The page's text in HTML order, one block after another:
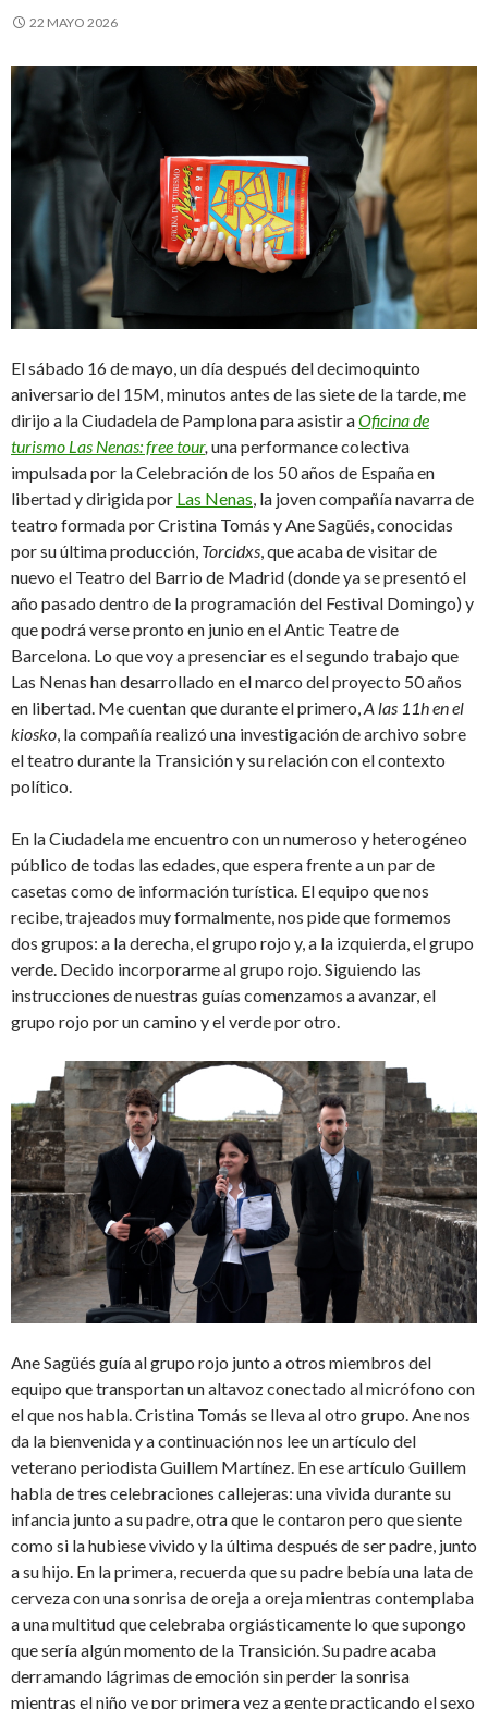
22 MAYO 2026
El sábado 16 de mayo, un día después del decimoquinto
aniversario del 15M, minutos antes de las siete de la tarde, me
dirijo a la Ciudadela de Pamplona para asistir aOficina de
turismo Las Nenas: free tour, una performance colectiva
impulsada por la Celebración de los 50 años de España en
libertad y dirigida por Las Nenas, la joven compañía navarra de
teatro formada por Cristina Tomás y Ane Sagüés, conocidas
por su última producción, Torcidxs, que acaba de visitar de
nuevo el Teatro del Barrio de Madrid (donde ya se presentó el
año pasado dentro de la programación del Festival Domingo) y
que podrá verse pronto en junio en el Antic Teatre de
Barcelona. Lo que voy a presenciar es el segundo trabajo que
Las Nenas han desarrollado en el marco del proyecto 50 años
en libertad. Me cuentan que durante el primero,A las 11h en el
kiosko, la compañía realizó una investigación de archivo sobre
el teatro durante la Transición y su relación con el contexto
político.
En la Ciudadela me encuentro con un numeroso y heterogéneo
público de todas las edades, que espera frente a un par de
casetas como de información turística. El equipo que nos
recibe, trajeados muy formalmente, nos pide que formemos
dos grupos: a la derecha, el grupo rojo y, a la izquierda, el grupo
verde. Decido incorporarme al grupo rojo. Siguiendo las
instrucciones de nuestras guías comenzamos a avanzar, el
grupo rojo por un camino y el verde por otro.
Ane Sagüés guía al grupo rojo junto a otros miembros del
equipo que transportan un altavoz conectado al micrófono con
el que nos habla. Cristina Tomás se lleva al otro grupo. Ane nos
da la bienvenida y a continuación nos lee un artículo del
veterano periodista Guillem Martínez. En ese artículo Guillem
habla de tres celebraciones callejeras: una vivida durante su
infancia junto a su padre, otra que le contaron pero que siente
como si la hubiese vivido y la última después de ser padre, junto
a su hijo. En la primera, recuerda que su padre bebía una lata de
cerveza con una sonrisa de oreja a oreja mientras contemplaba
a una multitud que celebraba orgiásticamente lo que supongo
que sería algún momento de la Transición. Su padre acaba
derramando lágrimas de emoción sin perder la sonrisa
mientras el niño ve por primera vez a gente practicando el sexo